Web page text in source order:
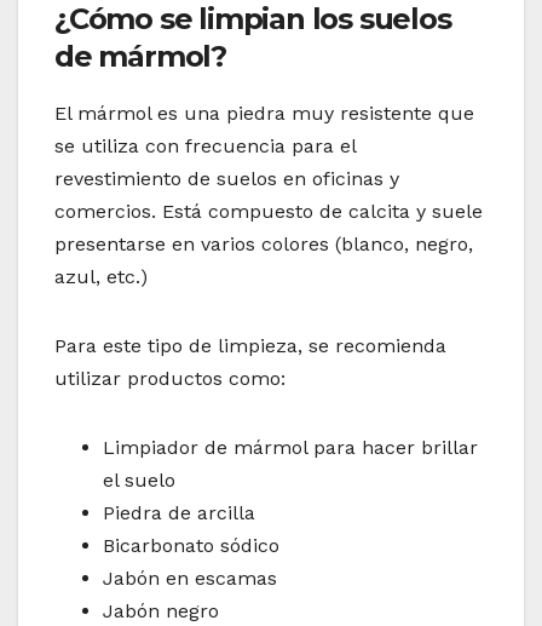
¿Cómo se limpian los suelos
de mármol?
El mármol es una piedra muy resistente que
se utiliza con frecuencia para el
revestimiento de suelos en oficinas y
comercios. Está compuesto de calcita y suele
presentarse en varios colores (blanco, negro,
azul, etc.)
Para este tipo de limpieza, se recomienda
utilizar productos como:
Limpiador de mármol para hacer brillar
el suelo
Piedra de arcilla
Bicarbonato sódico
Jabón en escamas
Jabón negro